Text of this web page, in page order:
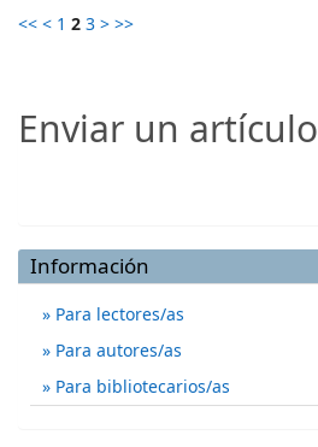
<< < 1 2 3 > >>
Enviar un artículo
Información
Para lectores/as
Para autores/as
Para bibliotecarios/as